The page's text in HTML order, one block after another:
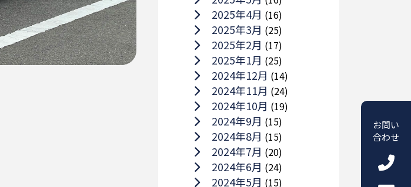
お問い
合わせ
2025年4月 (16)
2025年3月 (25)
2025年2月 (17)
2025年1月 (25)
2024年12月 (14)
2024年11月 (24)
2024年10月 (19)
2024年9月 (15)
2024年8月 (15)
2024年7月 (20)
2024年6月 (24)
2024年5月 (15)